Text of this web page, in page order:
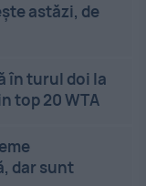
astăzi, de
în turul doi la
top 20 WTA
dar sunt